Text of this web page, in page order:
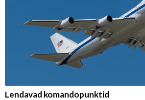
Lendavad komandopunktid